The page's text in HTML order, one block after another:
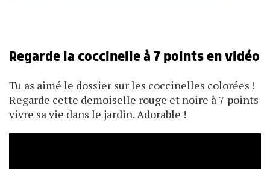
Regarde la coccinelle à 7 points en vidéo
Tu as aimé le dossier sur les coccinelles colorées !
Regarde cette demoiselle rouge et noire à 7 points
vivre sa vie dans le jardin. Adorable !